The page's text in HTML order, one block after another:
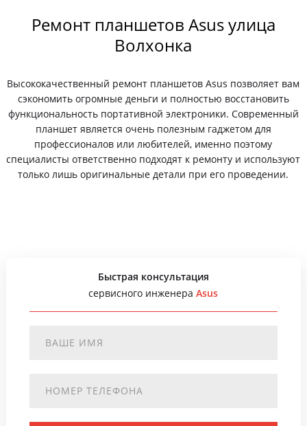
Ремонт планшетов Asus улица
Волхонка
Высококачественный ремонт планшетов Asus позволяет вам
сэкономить огромные деньги и полностью восстановить
функциональность портативной электроники. Современный
планшет является очень полезным гаджетом для
профессионалов или любителей, именно поэтому
специалисты ответственно подходят к ремонту и используют
только лишь оригинальные детали при его проведении.
Быстрая консультация
сервисного инженераAsus